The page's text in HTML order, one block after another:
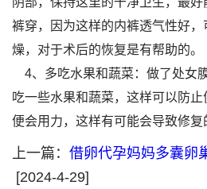
裤穿，因为这样的内裤透气性好
燥，对于术后的恢复是有帮助的。
4、多吃水果和蔬菜：做了处女
吃一些水果和蔬菜，这样可以防
便会用力，这样有可能会导致修复
上一篇： 借卵代孕妈妈多囊卵
[2024-4-29]